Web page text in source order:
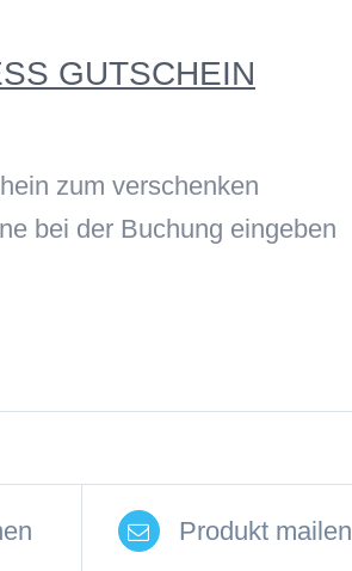
GUTSCHEIN
zum verschenken
bei der Buchung eingeben
Produkt mailen